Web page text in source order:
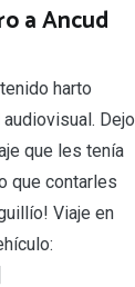
a Ancud
harto
Dejo
que les tenía
que contarles
Viaje en